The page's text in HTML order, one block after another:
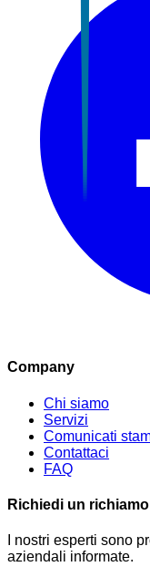
Company
Chi siamo
Servizi
Comunicati
Contattaci
FAQ
Richiedi un richiamo
I nostri esperti sono
aziendali informate.